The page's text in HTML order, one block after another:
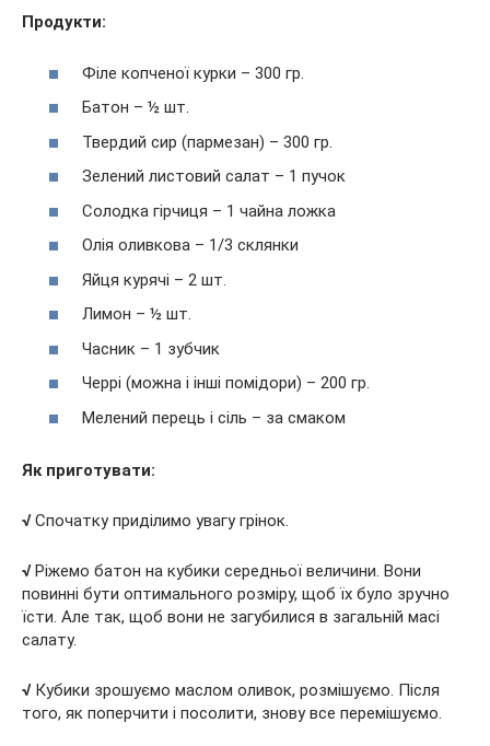
Продукти:
Філе копченої курки – 300 гр.
Батон – ½ шт.
Твердий сир (пармезан) – 300 гр.
Зелений листовий салат – 1 пучок
Солодка гірчиця – 1 чайна ложка
Олія оливкова – 1/3 склянки
Яйця курячі – 2 шт.
Лимон – ½ шт.
Часник – 1 зубчик
Черрі (можна і інші помідори) – 200 гр.
Мелений перець і сіль – за смаком
Як приготувати:
√Спочатку приділимо увагу грінок.
√Ріжемо батон на кубики середньої величини. Вони
повинні бути оптимального розміру, щоб їх було зручно
їсти. Але так, щоб вони не загубилися в загальній масі
салату.
√ Кубики зрошуємо маслом оливок, розмішуємо. Після
того, як поперчити і посолити, знову все перемішуємо.